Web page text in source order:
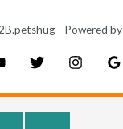
- Powered by